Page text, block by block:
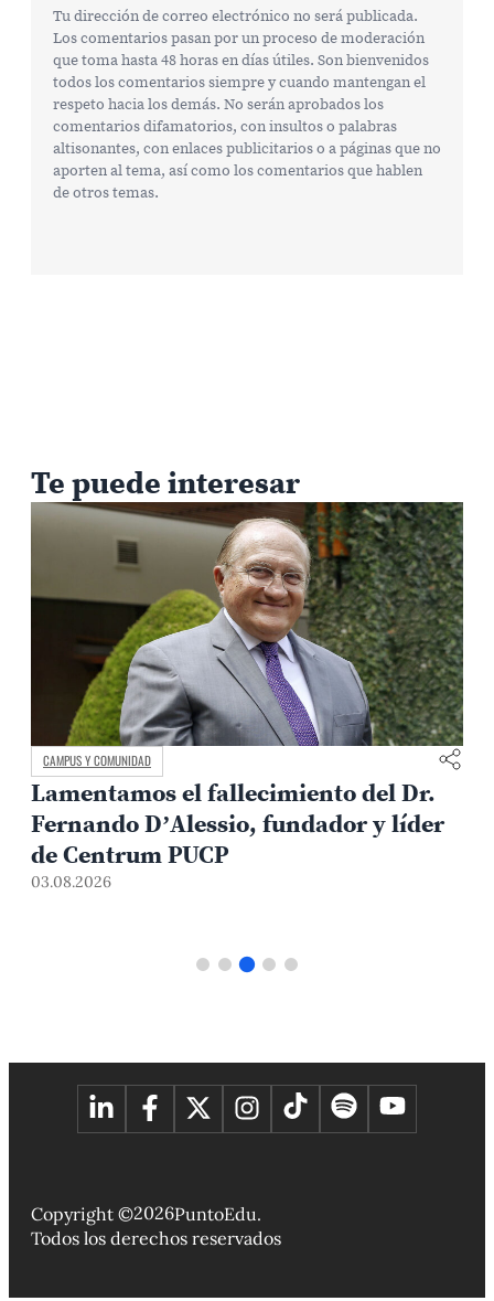
Tu dirección de correo electrónico no será publicada.
Los comentarios pasan por un proceso de moderación
que toma hasta 48 horas en días útiles. Son bienvenidos
todos los comentarios siempre y cuando mantengan el
respeto hacia los demás. No serán aprobados los
comentarios difamatorios, con insultos o palabras
altisonantes, con enlaces publicitarios o a páginas que no
aporten al tema, así como los comentarios que hablen
de otros temas.
Te puede interesar
CAMPUS Y COMUNIDAD
Lamentamos el fallecimiento del Dr.
Fernando D’Alessio, fundador y líder
de Centrum PUCP
03.08.2026
Copyright ©2026PuntoEdu.
Todos los derechos reservados